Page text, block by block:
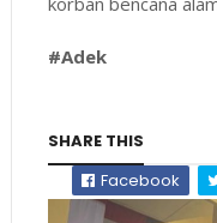
#Adek
SHARE THIS
Facebook